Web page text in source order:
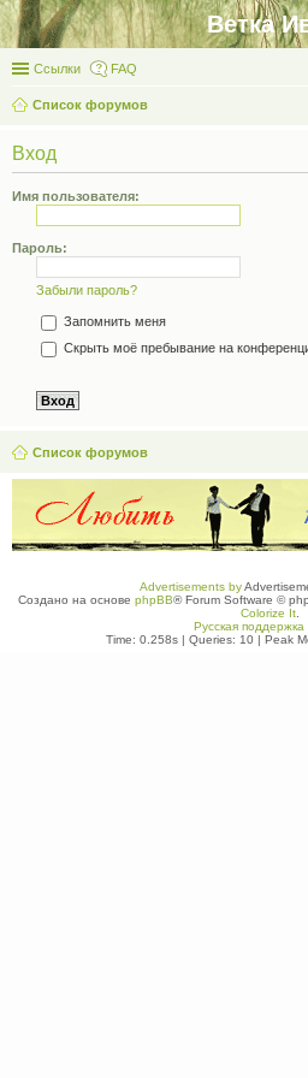
Ветка
Ссылки FAQ
Список форумов
Вход
Имя пользователя:
Пароль:
Забыли пароль?
Запомнить меня
Скрыть моё пребывание на
Список форумов
Advertisements by
Создано на основе phpBB® Forum Software ©
Colorize It.
Русская поддержка
Time: 0.258s| Queries: 10| Peak